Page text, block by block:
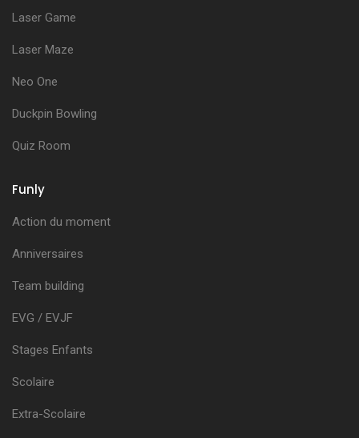
Laser Game
Laser Maze
Neo One
Duckpin Bowling
Quiz Room
Funly
Action du moment
Anniversaires
Team building
EVG / EVJF
Stages Enfants
Scolaire
Extra-Scolaire